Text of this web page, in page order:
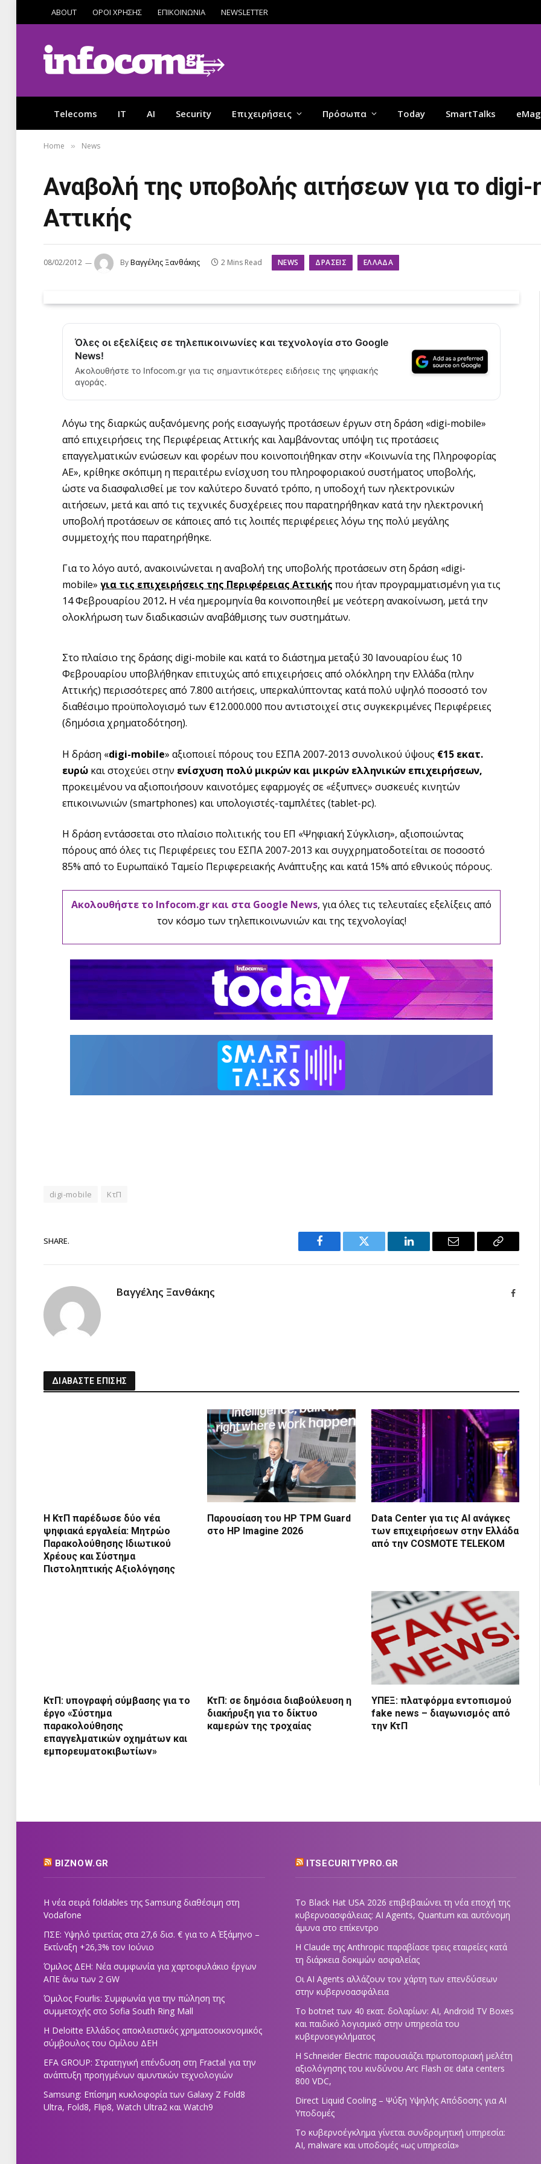
ABOUT ΟΡΟΙ ΧΡΗΣΗΣ ΕΠΙΚΟΙΝΩΝΙΑ NEWSLETTER
Telecoms IT AI Security Επιχειρήσεις Πρόσωπα Today SmartTalks
Home » News
Αναβολή της υποβολής αιτήσεων για το digi-
Αττικής
08/02/2012 ByΒαγγέλης Ξανθάκης 2 Mins Read NEWS ΔΡΆΣΕΙΣ ΕΛΛΆΔΑ
Όλες οι εξελίξεις σε τηλεπικοινωνίες και τεχνολογία στο Google
News!
Ακολουθήστε το Infocom.gr για τις σημαντικότερες ειδήσεις της ψηφιακής
αγοράς.
Λόγω της διαρκώς αυξανόμενης ροής εισαγωγής προτάσεων έργων στη δράση «digi-mobile»
από επιχειρήσεις της Περιφέρειας Αττικής και λαμβάνοντας υπόψη τις προτάσεις
επαγγελματικών ενώσεων και φορέων που κοινοποιήθηκαν στην «Κοινωνία της Πληροφορίας
ΑΕ», κρίθηκε σκόπιμη η περαιτέρω ενίσχυση του πληροφοριακού συστήματος υποβολής,
ώστε να διασφαλισθεί με τον καλύτερο δυνατό τρόπο, η υποδοχή των ηλεκτρονικών
αιτήσεων, μετά και από τις τεχνικές δυσχέρειες που παρατηρήθηκαν κατά την ηλεκτρονική
υποβολή προτάσεων σε κάποιες από τις λοιπές περιφέρειες λόγω της πολύ μεγάλης
συμμετοχής που παρατηρήθηκε.
Για το λόγο αυτό, ανακοινώνεται η αναβολή της υποβολής προτάσεων στη δράση «digi-
mobile» για τις επιχειρήσεις της Περιφέρειας Αττικής που ήταν προγραμματισμένη για τις
14 Φεβρουαρίου 2012. Η νέα ημερομηνία θα κοινοποιηθεί με νεότερη ανακοίνωση, μετά την
ολοκλήρωση των διαδικασιών αναβάθμισης των συστημάτων.
Στο πλαίσιο της δράσης digi-mobile και κατά το διάστημα μεταξύ 30 Ιανουαρίου έως 10
Φεβρουαρίου υποβλήθηκαν επιτυχώς από επιχειρήσεις από ολόκληρη την Ελλάδα (πλην
Αττικής) περισσότερες από 7.800 αιτήσεις, υπερκαλύπτοντας κατά πολύ υψηλό ποσοστό τον
διαθέσιμο προϋπολογισμό των €12.000.000 που αντιστοιχεί στις συγκεκριμένες Περιφέρειες
(δημόσια χρηματοδότηση).
Η δράση «digi-mobile» αξιοποιεί πόρους του ΕΣΠΑ 2007-2013 συνολικού ύψους €15 εκατ.
ευρώ και στοχεύει στην ενίσχυση πολύ μικρών και μικρών ελληνικών επιχειρήσεων,
προκειμένου να αξιοποιήσουν καινοτόμες εφαρμογές σε «έξυπνες» συσκευές κινητών
επικοινωνιών (smartphones) και υπολογιστές-ταμπλέτες (tablet-pc).
Η δράση εντάσσεται στο πλαίσιο πολιτικής του ΕΠ «Ψηφιακή Σύγκλιση», αξιοποιώντας
πόρους από όλες τις Περιφέρειες του ΕΣΠΑ 2007-2013 και συγχρηματοδοτείται σε ποσοστό
85% από το Ευρωπαϊκό Ταμείο Περιφερειακής Ανάπτυξης και κατά 15% από εθνικούς πόρους.
Ακολουθήστε το Infocom.gr και στα Google News, για όλες τις τελευταίες εξελίξεις από
τον κόσμο των τηλεπικοινωνιών και της τεχνολογίας!
digi-mobile ΚτΠ
SHARE.
Facebook Twitter LinkedIn Email
Copy
Βαγγέλης Ξανθάκης
ΔΙΑΒΑΣΤΕ ΕΠΙΣΗΣ
Η ΚτΠ παρέδωσε δύο νέα
ψηφιακά εργαλεία: Μητρώο
Παρακολούθησης Ιδιωτικού
Χρέους και Σύστημα
Πιστοληπτικής Αξιολόγησης
Παρουσίαση του HP TPM Guard
στο HP Imagine 2026
Data Center για τις ΑΙ ανάγκες
των επιχειρήσεων στην Ελλάδα
από την COSMOTE TELEKOM
ΚτΠ: υπογραφή σύμβασης για το
έργο «Σύστημα
παρακολούθησης
επαγγελματικών οχημάτων και
εμπορευματοκιβωτίων»
ΚτΠ: σε δημόσια διαβούλευση η
διακήρυξη για το δίκτυο
καμερών της τροχαίας
ΥΠΕΞ: πλατφόρμα εντοπισμού
fake news – διαγωνισμός από
την ΚτΠ
BIZNOW.GR
Η νέα σειρά foldables της Samsung διαθέσιμη στη
Vodafone
ΠΣΕ: Υψηλό τριετίας στα 27,6 δισ. € για το Α΄ Εξάμηνο –
Εκτίναξη +26,3% τον Ιούνιο
Όμιλος ΔΕΗ: Νέα συμφωνία για χαρτοφυλάκιο έργων
ΑΠΕ άνω των 2 GW
Όμιλος Fourlis: Συμφωνία για την πώληση της
συμμετοχής στο Sofia South Ring Mall
Η Deloitte Ελλάδος αποκλειστικός χρηματοοικονομικός
σύμβουλος του Ομίλου ΔΕΗ
EFA GROUP: Στρατηγική επένδυση στη Fractal για την
ανάπτυξη προηγμένων αμυντικών τεχνολογιών
Samsung: Επίσημη κυκλοφορία των Galaxy Z Fold8
Ultra, Fold8, Flip8, Watch Ultra2 και Watch9
ITSECURITYPRO.GR
Το Black Hat USA 2026 επιβεβαιώνει τη νέα εποχή της
κυβερνοασφάλειας: AI Agents, Quantum και αυτόνομη
άμυνα στο επίκεντρο
Η Claude της Anthropic παραβίασε τρεις εταιρείες κατά
τη διάρκεια δοκιμών ασφαλείας
Οι AI Agents αλλάζουν τον χάρτη των επενδύσεων
στην κυβερνοασφάλεια
Το botnet των 40 εκατ. δολαρίων: AI, Android TV Boxes
και παιδικό λογισμικό στην υπηρεσία του
κυβερνοεγκλήματος
Η Schneider Electric παρουσιάζει πρωτοποριακή μελέτη
αξιολόγησης του κινδύνου Arc Flash σε data centers
800 VDC,
Direct Liquid Cooling – Ψύξη Υψηλής Απόδοσης για AI
Υποδομές
Το κυβερνοέγκλημα γίνεται συνδρομητική υπηρεσία:
AI, malware και υποδομές «ως υπηρεσία»